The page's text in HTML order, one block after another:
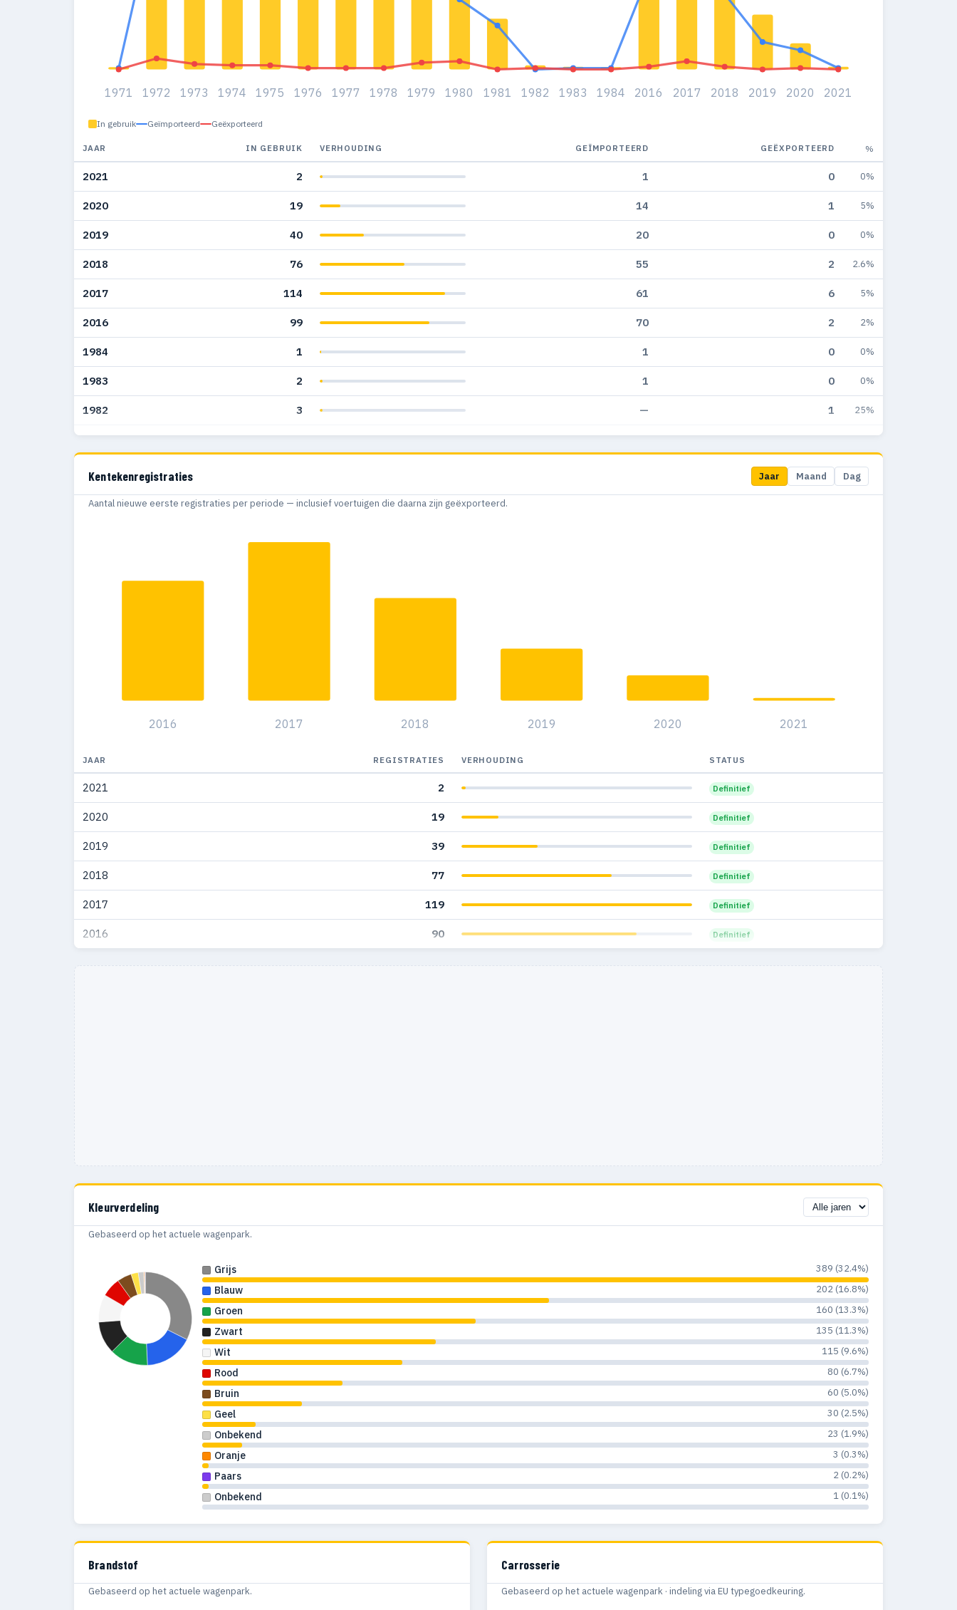
1971 1972 1973 1974 1975 1976 1977 1978 1979 1980 1981 1982 1983 1984 2016 2017 2018 2019 2020 2021
In gebruik Geïmporteerd Geëxporteerd
JAAR IN GEBRUIK VERHOUDING GEÏMPORTEERD GEËXPORTEERD %
2021 2 1 0 0%
2020 19 14 1 5%
2019 40 20 0 0%
2018 76 55 2 2.6%
2017 114 61 6 5%
2016 99 70 2 2%
1984 1 1 0 0%
1983 2 1 0 0%
1982 3 — 1 25%
1981 37 32 0
6 8.5%
1979 90 65 5 5.3%
116
124 122 8
1
Kentekenregistraties Jaar Maand Dag
Aantal nieuwe eerste registraties per periode — inclusief voertuigen die daarna zijn geëxporteerd.
2016 2017 2018 2019 2020 2021
JAAR REGISTRATIES VERHOUDING STATUS
2021 2 Definitief
2020 19 Definitief
2019 39 Definitief
2018 77 Definitief
2017 119 Definitief
2016 90 Definitief
Kleurverdeling
Gebaseerd op het actuele wagenpark.
Grijs 389 (32.4%)
Blauw 202 (16.8%)
Groen 160 (13.3%)
Zwart 135 (11.3%)
Wit 115 (9.6%)
Rood 80 (6.7%)
Bruin 60 (5.0%)
Geel 30 (2.5%)
Onbekend 23 (1.9%)
Oranje 3 (0.3%)
Paars 2 (0.2%)
Onbekend 1 (0.1%)
Brandstof
Gebaseerd op het actuele wagenpark.
Carrosserie
Gebaseerd op het actuele wagenpark · indeling via EU typegoedkeuring.